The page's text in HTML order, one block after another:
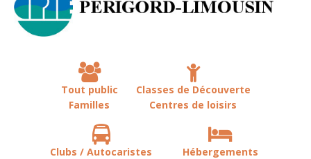
Tout public
Familles
Classes de Découverte
Centres de loisirs
Clubs / Autocaristes
Hébergements